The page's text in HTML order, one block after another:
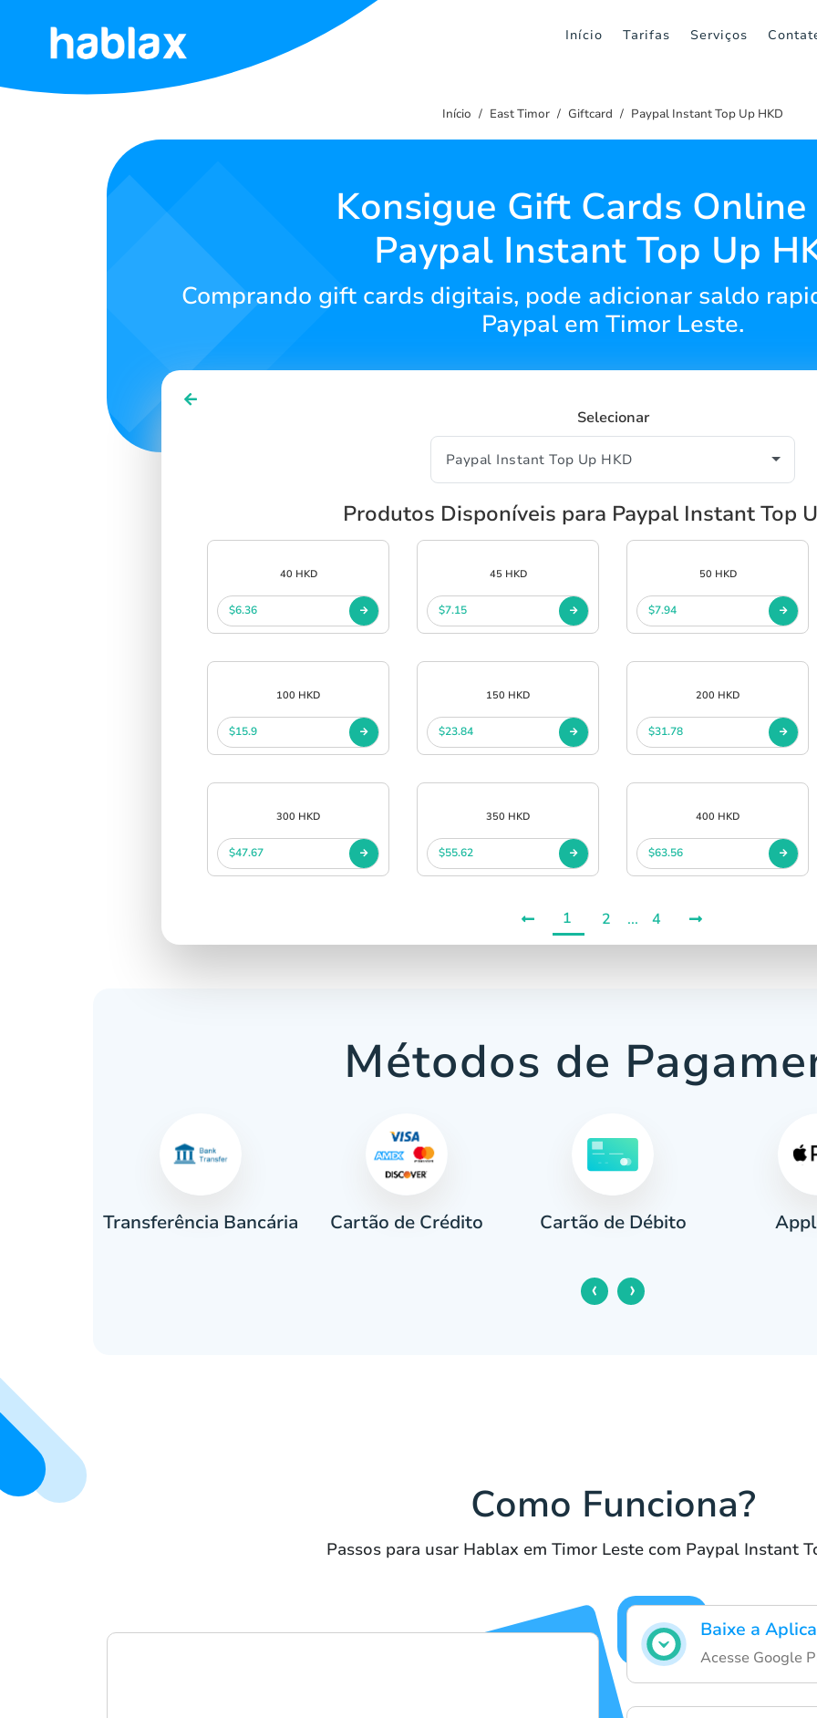
Início Tarifas Serviços
Início
SIGN UP
Início East Timor Giftcard Paypal Instant Top Up HKD
Konsigue Gift Cards Online
Paypal Instant Top Up
Comprando gift cards digitais, pode adicionar saldo
Paypal em Timor Leste.
Selecionar
Produtos Disponíveis para Paypal Instant Top
40 HKD
$6.36
45 HKD
$7.15
50 HKD
$7.94
100 HKD
$15.9
150 HKD
$23.84
200 HKD
$31.78
300 HKD
$47.67
350 HKD
$55.62
400 HKD
$63.56
1 2 ... 4
Métodos de
Transferência Bancária Cartão de Crédito Cartão de Débito
‹ ›
Como Funciona?
Passos para usar Hablax em Timor Leste com Paypal Instant
Baixe a
Acesse Google